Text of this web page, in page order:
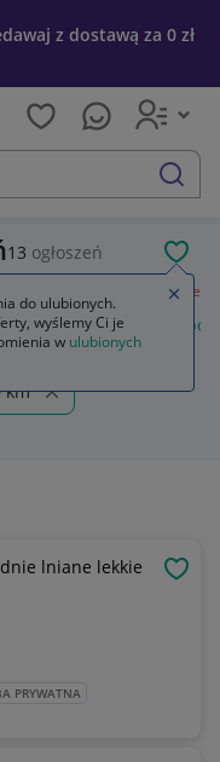
z dostawą za 0 zł
szukaj
13 ogłoszeń
Spodnie
spodnie męskie
km
lniane lekkie
PRYWATNA
do ulubionych.
wyślemy Ci je
w ulubionych